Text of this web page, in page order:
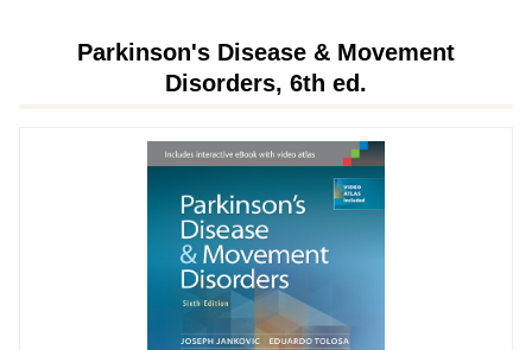
Parkinson's Disease & Movement
Disorders, 6th ed.